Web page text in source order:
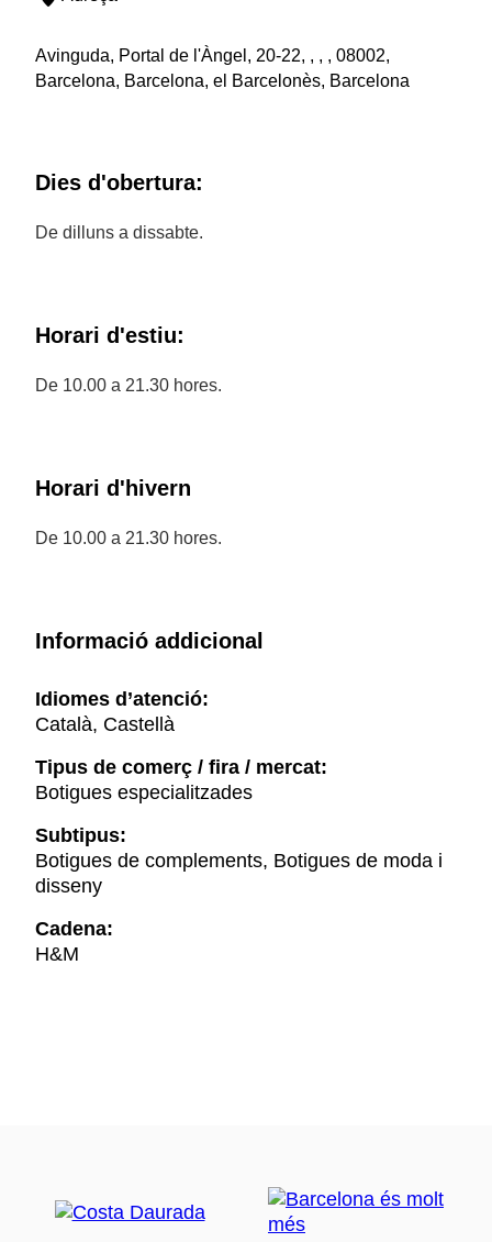
Avinguda, Portal de l'Àngel, 20-22, , , , 08002,
Barcelona, Barcelona, el Barcelonès, Barcelona
Dies d'obertura:
De dilluns a dissabte.
Horari d'estiu:
De 10.00 a 21.30 hores.
Horari d'hivern
De 10.00 a 21.30 hores.
Informació addicional
Idiomes d’atenció:
Català, Castellà
Tipus de comerç / fira / mercat:
Botigues especialitzades
Subtipus:
Botigues de complements, Botigues de moda i
disseny
Cadena:
H&M